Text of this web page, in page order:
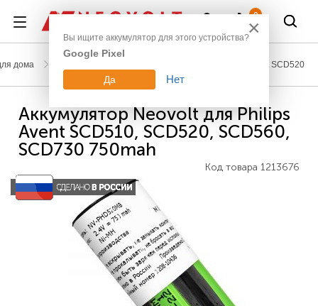
0
дома Avent SCD520
Аккумулятор Neovolt для Philips
Avent SCD510, SCD520, SCD560,
SCD730 750mah
Код товара 1213676
×
Вы ищите аккумулятор для этого устройства?
Google Pixel
Да Нет